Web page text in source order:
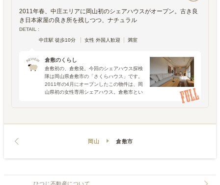
2011年春、中庄エリアに岡山初のシェアハウスがオープン。古き良
き日本家屋の良き所を残しつつ、ナチュラル
DETAIL :
中庄駅 徒歩10分
女性 外国人歓迎 満室
倉敷のくらし
倉敷初の、倉敷発。今回のシェアハウス探検
隊は岡山県倉敷市の「さくらハウス」です。
2011年の4月にオープンしたこの物件は、岡
山県初の女性専用シェアハウス。倉敷市とい
術館、瀬戸大橋などが有名ですが、それはあ
岡山 倉敷市
ひつじ不動産について